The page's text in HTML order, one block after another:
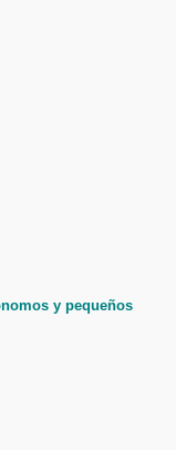
y pequeños